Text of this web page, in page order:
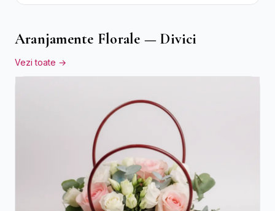
Aranjamente Florale — Divici
Vezi toate →